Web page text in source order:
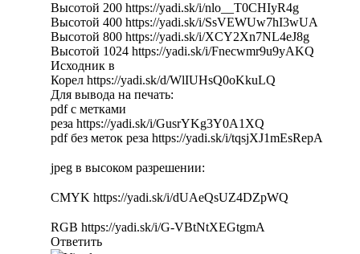
Высотой 200 https://yadi.sk/i/nlo__T0CHIyR4g
Высотой 400 https://yadi.sk/i/SsVEWUw7hI3wUA
Высотой 800 https://yadi.sk/i/XCY2Xn7NL4eJ8g
Высотой 1024 https://yadi.sk/i/Fnecwmr9u9yAKQ
Исходник в
Корел https://yadi.sk/d/WlIUHsQ0oKkuLQ
Для вывода на печать:
pdf с метками
реза https://yadi.sk/i/GusrYKg3Y0A1XQ
pdf без меток реза https://yadi.sk/i/tqsjXJ1mEsRepA
jpeg в высоком разрешении:
CMYK https://yadi.sk/i/dUAeQsUZ4DZpWQ
RGB https://yadi.sk/i/G-VBtNtXEGtgmA
Ответить